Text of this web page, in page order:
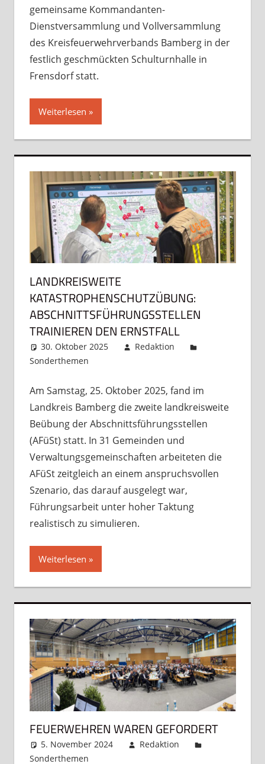
gemeinsame Kommandanten-
Dienstversammlung und Vollversammlung
des Kreisfeuerwehrverbands Bamberg in der
festlich geschmückten Schulturnhalle in
Frensdorf statt.
Weiterlesen
LANDKREISWEITE
KATASTROPHENSCHUTZÜBUNG:
ABSCHNITTSFÜHRUNGSSTELLEN
TRAINIEREN DEN ERNSTFALL
30. Oktober 2025
Redaktion
Sonderthemen
Am Samstag, 25. Oktober 2025, fand im
Landkreis Bamberg die zweite landkreisweite
Beübung der Abschnittsführungsstellen
(AFüSt) statt. In 31 Gemeinden und
Verwaltungsgemeinschaften arbeiteten die
AFüSt zeitgleich an einem anspruchsvollen
Szenario, das darauf ausgelegt war,
Führungsarbeit unter hoher Taktung
realistisch zu simulieren.
Weiterlesen
FEUERWEHREN WAREN GEFORDERT
5. November 2024
Redaktion
Sonderthemen